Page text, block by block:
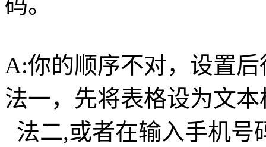
A:你的顺序不对，设置
法一，先将表格设为文
法二,或者在输入手机号